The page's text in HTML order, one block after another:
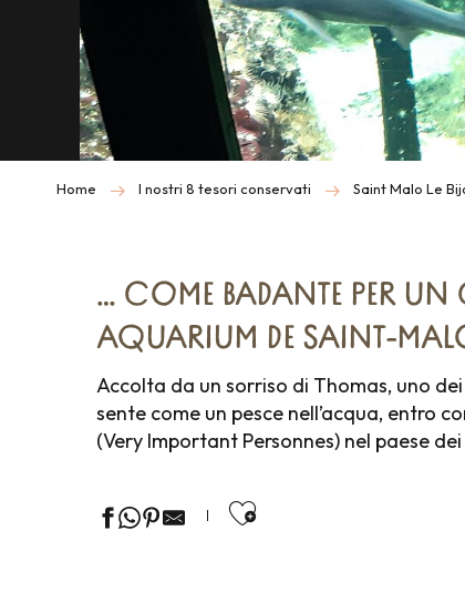
Home I nostri 8 tesori conservati Saint Malo Le
… COME BADANTE PER
AQUARIUM DE SAINT-
Accolta da un sorriso di Thomas, uno
sente come un pesce nell’acqua, entro
(Very Important Personnes) nel paese
Ajouter aux